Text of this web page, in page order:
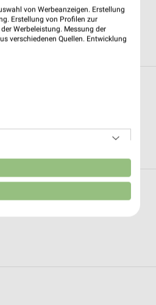
von Werbeanzeigen. Erstellung
Erstellung von Profilen zur
Werbeleistung. Messung der
verschiedenen Quellen. Entwicklung